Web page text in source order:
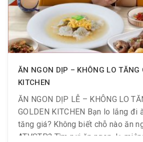
ĂN NGON DỊP – KHÔNG LO TĂNG
KITCHEN
ĂN NGON DỊP LỄ – KHÔNG LO
GOLDEN KITCHEN Bạn lo lắng đi
tăng giá? Không biết chỗ nào ăn
ATVSTP? Tìm nơi ăn ngon, lạ